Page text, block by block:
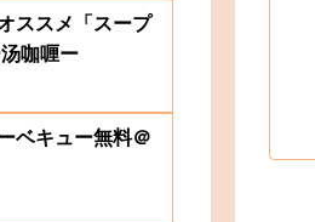
ススメ「スープ
咖喱ー
ベキュー無料＠